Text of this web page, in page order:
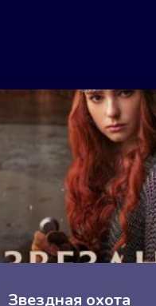
Звездная охота